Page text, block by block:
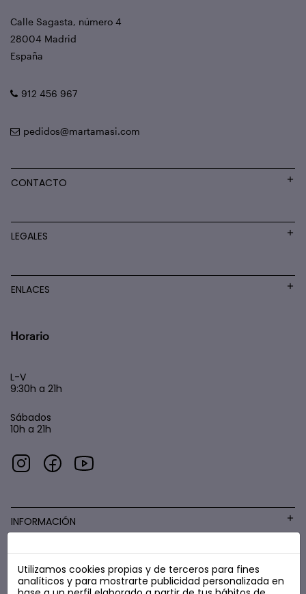
Calle Sagasta, número 4
28004 Madrid
España
912 456 967
pedidos@martamasi.com
CONTACTO
LEGALES
ENLACES
Horario
L-V
9:30h a 21h
Sábados
10h a 21h
INFORMACIÓN
COSMÉTICA LOW COST
Utilizamos cookies propias y de terceros para fines
analíticos y para mostrarte publicidad personalizada en